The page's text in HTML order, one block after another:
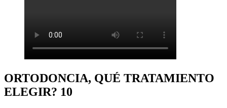
ORTODONCIA, QUÉ TRATAMIENTO
ELEGIR? 10